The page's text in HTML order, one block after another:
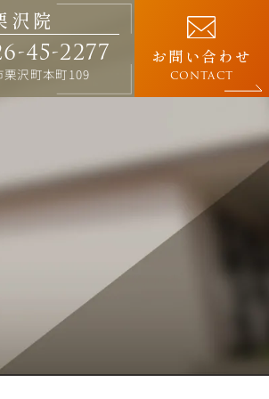
沢院
45-2277
栗沢町本町109
お問い合わせ
CONTACT